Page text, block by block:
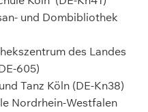
und Dombibliothek
des Landes
605)
Tanz Köln (DE-Kn38)
Nordrhein-Westfalen